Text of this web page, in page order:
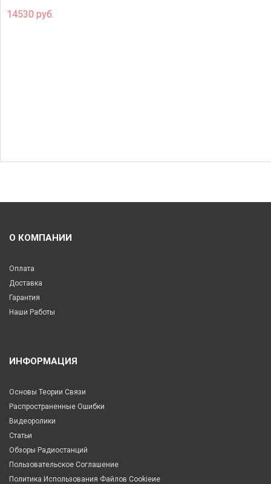
14530 руб.
О КОМПАНИИ
Оплата
Доставка
Гарантия
Наши Работы
ИНФОРМАЦИЯ
Основы Теории Связи
Распространенные Ошибки
Видеоролики
Статьи
Обзоры Радиостанций
Пользовательское Соглашение
Политика Использования Файлов Cookieие